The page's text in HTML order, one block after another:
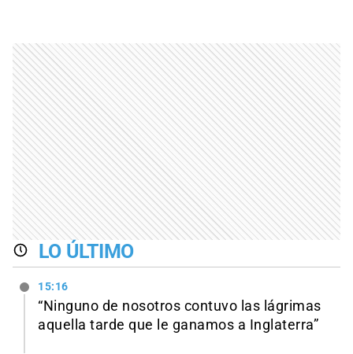
LO ÚLTIMO
15:16
“Ninguno de nosotros contuvo las lágrimas
aquella tarde que le ganamos a Inglaterra”